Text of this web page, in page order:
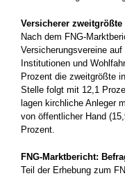
Versicherer
Nach dem FNG-
Versicherungsvereine
Institutionen und
Prozent die zweitgrößte
Stelle folgt mit 12,1
lagen kirchliche Anleger
von öffentlicher Hand
Prozent.
FNG-Marktbericht:
Teil der Erhebung zum